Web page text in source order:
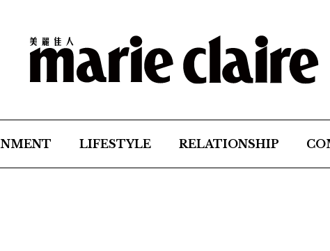
LIFESTYLE RELATIONSHIP